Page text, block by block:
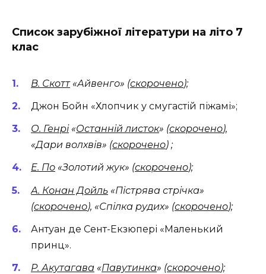
Список зарубіжної літератури на літо 7
клас
В. Скотт«Айвенго» (скорочено);
Джон Бойн «Хлопчик у смугастій піжамі»;
О. Генрі«Останній листок» (скорочено),
«Дари волхвів» (скорочено) ;
Е. По «Золотий жук» (скорочено);
А. Конан Дойль «Пістрява стрічка»
(скорочено), «Спілка рудих» (скорочено);
Антуан де Сент-Екзюпері «Маленький
принц».
Р. Акутагава «Павутинка» (скорочено);